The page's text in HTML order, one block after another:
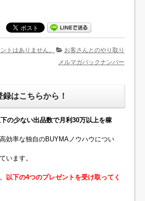
トはありません。
お客さんとのやり取り
メルマガバックナンバー
はこちらから！
の少ない出品数で月利30万以上を稼
効率な独自のBUYMAノウハウについ
います。
以下の4つのプレゼントを受け取ってく